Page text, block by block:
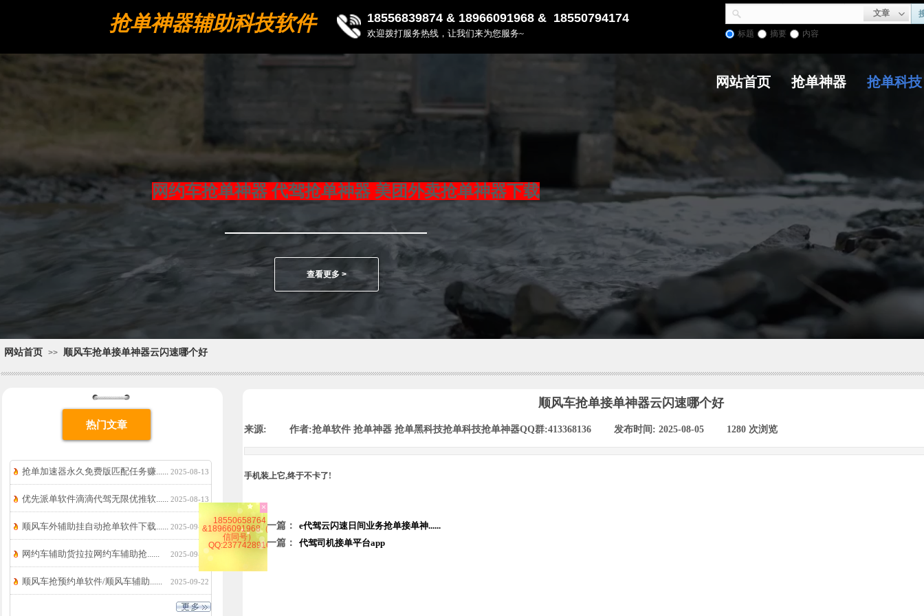
抢单神器辅助科技软件
工具
18556839874 & 18966091968 & 18550794174
欢迎拨打服务热线，让我们来为您服务~
文章
标题 摘要 内容
网站首页 抢单神器 抢单科技
网约车抢单神器 代驾抢单神器 美团外卖抢单神器下载
查看更多 >
网站首页 >> 顺风车抢单接单神器云闪速哪个好
抢单加速器永久免费版匹配任务赚...... 2025-08-13
优先派单软件滴滴代驾无限优推软...... 2025-08-13
顺风车外辅助挂自动抢单软件下载...... 2025-09-29
网约车辅助货拉拉网约车辅助抢...... 2025-09-29
顺风车抢预约单软件/顺风车辅助...... 2025-09-22
热门文章
顺风车抢单接单神器云闪速哪个好
来源: 作者:抢单软件 抢单神器 抢单黑科技抢单科技抢单神器QQ群:413368136 发布时间: 2025-08-05 1280 次浏览
手机装上它,终于不卡了!
上一篇：
e代驾云闪速日间业务抢单接单神......
下一篇：
代驾司机接单平台app
×
18550658764
&18966091968（微